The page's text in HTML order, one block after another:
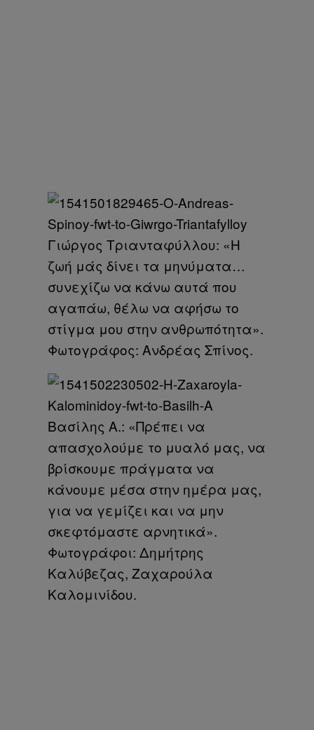
Γιώργος Τριανταφύλλου: «Η
ζωή μάς δίνει τα μηνύματα…
συνεχίζω να κάνω αυτά που
αγαπάω, θέλω να αφήσω το
στίγμα μου στην ανθρωπότητα».
Φωτογράφος: Ανδρέας Σπίνος.
Βασίλης Α.: «Πρέπει να
απασχολούμε το μυαλό μας, να
βρίσκουμε πράγματα να
κάνουμε μέσα στην ημέρα μας,
για να γεμίζει και να μην
σκεφτόμαστε αρνητικά».
Φωτογράφοι: Δημήτρης
Καλύβεζας, Ζαχαρούλα
Καλομινίδου.